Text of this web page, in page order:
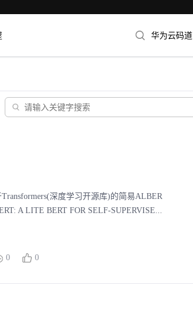
华为云码道
深度学习开源库)的简易ALBER
A LITE BERT FOR SELF-SUPERVISE...
0 0